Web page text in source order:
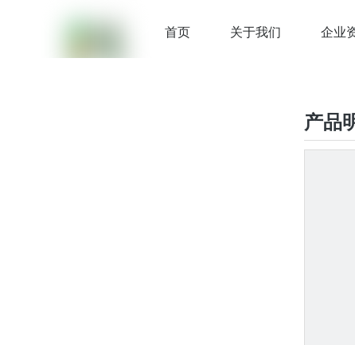
首页 关于我们 企业
产品